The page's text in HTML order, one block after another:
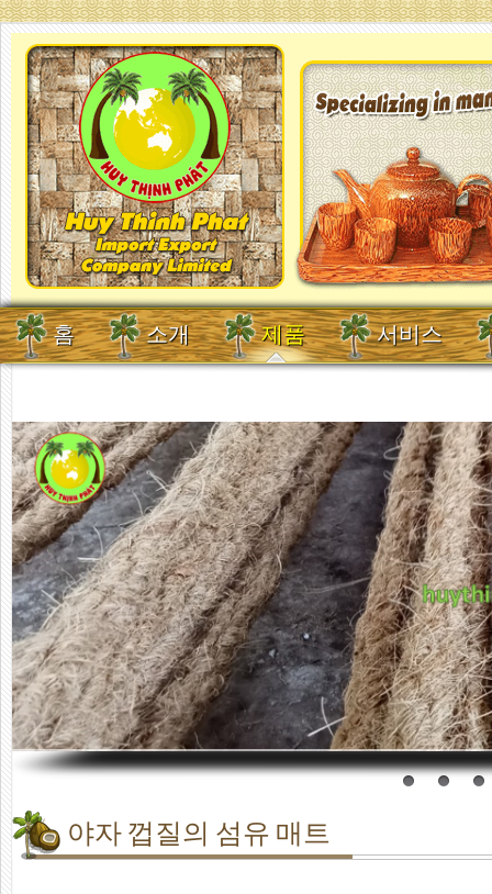
홈 소개 제품 서비스
야자 껍질의 섬유 매트